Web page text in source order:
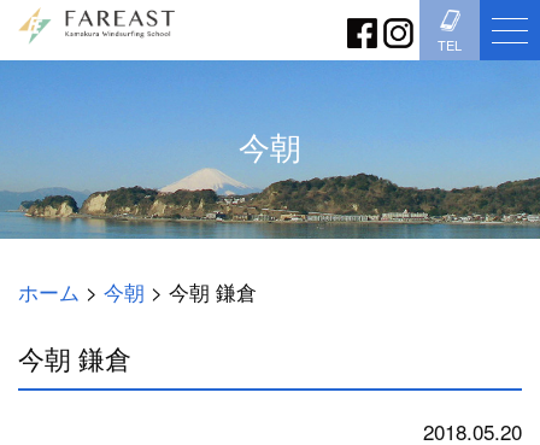
TEL
今朝
ホーム > 今朝 > 今朝 鎌倉
今朝 鎌倉
2018.05.20